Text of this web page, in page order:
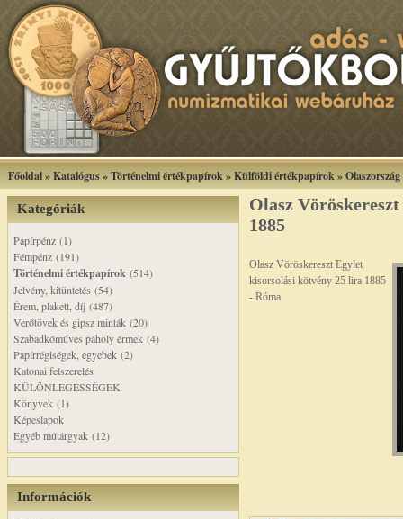
Főoldal»Katalógus»Történelmi értékpapírok»Külföldi értékpapírok»Olaszország
Kategóriák
Papírpénz (1)
Fémpénz (191)
Történelmi értékpapírok (514)
Jelvény, kitüntetés (54)
Érem, plakett, díj (487)
Verőtövek és gipsz minták (20)
Szabadkőműves páholy érmek (4)
Papírrégiségek, egyebek (2)
Katonai felszerelés
KÜLÖNLEGESSÉGEK
Könyvek (1)
Képeslapok
Egyéb műtárgyak (12)
Információk
Olasz
1885
Olasz Vöröskereszt Egylet
kisorsolási kötvény 25 lira 1885
- Róma